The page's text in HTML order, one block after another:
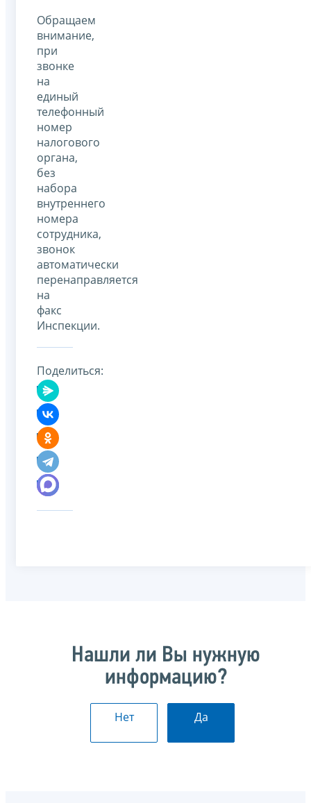
Обращаем
внимание,
при
звонке
на
единый
телефонный
номер
налогового
органа,
без
набора
внутреннего
номера
сотрудника,
звонок
автоматически
перенаправляется
на
факс
Инспекции.
Поделиться:
Нашли ли Вы нужную
информацию?
Нет Да